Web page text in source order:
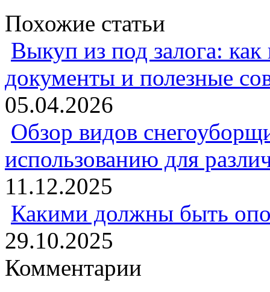
Похожие статьи
Выкуп из под залога:
документы и полезные
05.04.2026
Обзор видов
использованию для
11.12.2025
Какими должны быть
29.10.2025
Комментарии